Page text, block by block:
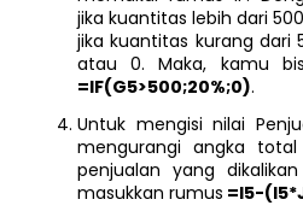
jika kuantitas lebih dari
jika kuantitas kurang dari
atau 0. Maka, kamu
=IF(G5>500;20%;0).
Untuk mengisi nilai
mengurangi angka
penjualan yang
masukkan rumus =I5-